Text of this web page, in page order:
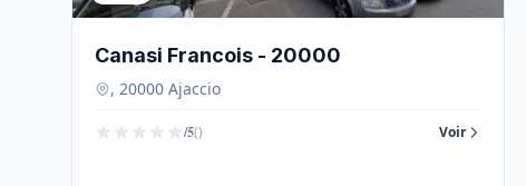
Canasi Francois - 20000
, 20000 Ajaccio
/5() Voir